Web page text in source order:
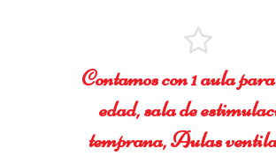
Contamos con 1 aula
edad, sala de
temprana, Aulas